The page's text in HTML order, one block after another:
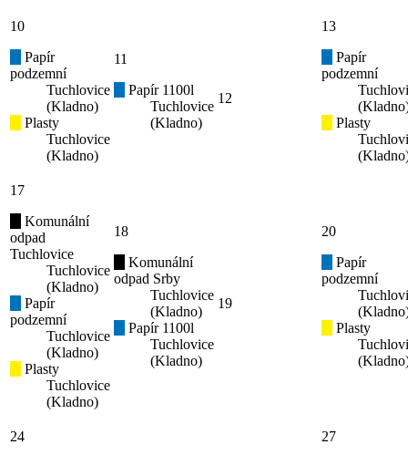
10
Papír
podzemní
Tuchlovice
(Kladno)
Plasty
Tuchlovice
(Kladno)
11
Papír 1100l
Tuchlovice
(Kladno)
12
13
Papír
podzemní
Plasty
17
Komunální
odpad
Tuchlovice
Tuchlovice
(Kladno)
Papír
podzemní
Tuchlovice
(Kladno)
Plasty
Tuchlovice
(Kladno)
18
Komunální
odpad Srby
Tuchlovice
(Kladno)
Papír 1100l
Tuchlovice
(Kladno)
19
20
Papír
podzemní
Plasty
24 27